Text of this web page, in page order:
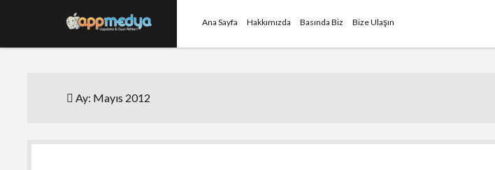
Ana Sayfa Hakkımızda Basında Biz Bize Ulaşın
Ay: Mayıs 2012